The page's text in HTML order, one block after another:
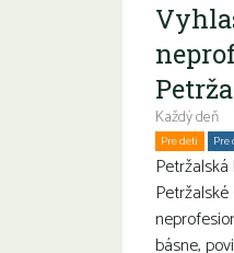
Každý deň
Pre deti Pre
básne,